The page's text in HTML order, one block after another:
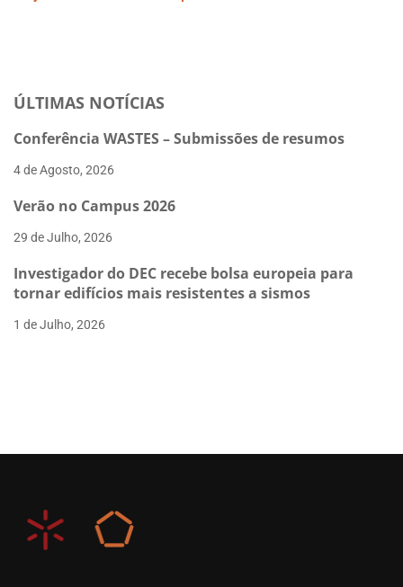
ÚLTIMAS NOTÍCIAS
Conferência WASTES – Submissões de resumos
4 de Agosto, 2026
Verão no Campus 2026
29 de Julho, 2026
Investigador do DEC recebe bolsa europeia para
tornar edifícios mais resistentes a sismos
1 de Julho, 2026